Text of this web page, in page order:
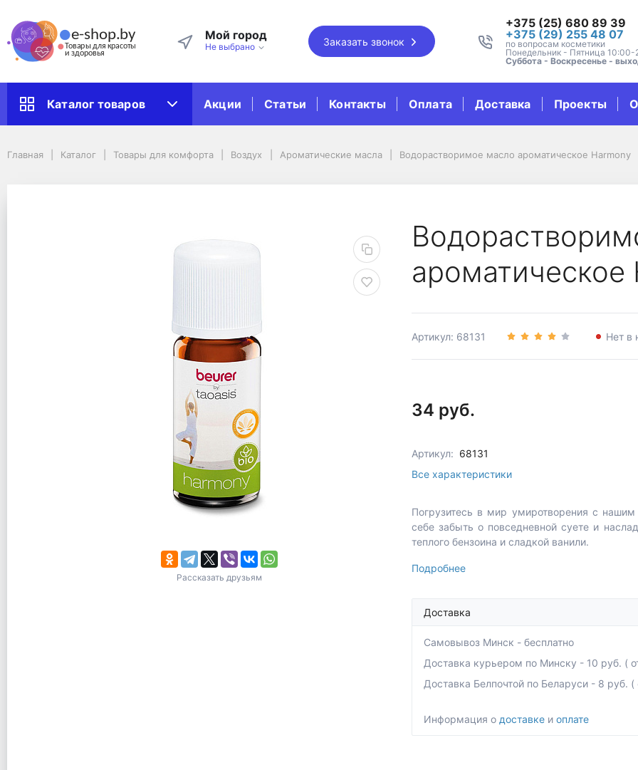
Мой город
Не выбрано Заказать звонок
+375 (25) 680 89 39
+375 (29) 255 48 07
по вопросам косметики
Понедельник - Пятница 10:00-
Суббота - Воскресенье -
Каталог товаров Акции Статьи Контакты Оплата Доставка Проекты
Главная
Воздух
Ароматические масла
Главная Каталог Товары для комфорта Воздух Ароматические масла Водорастворимое масло ароматическое Harmony
Рассказать друзьям
ароматическое
Артикул: 68131 Нет в
34 руб.
Артикул: 68131
Все характеристики
Погрузитесь в мир умиротворения с
себе забыть о повседневной суете и
теплого бензоина и сладкой ванили.
Подробнее
Доставка
Самовывоз Минск - бесплатно
Доставка курьером по Минску - 10 руб. (
Доставка Белпочтой по Беларуси - 8 руб. (
Информация о доставке и оплате